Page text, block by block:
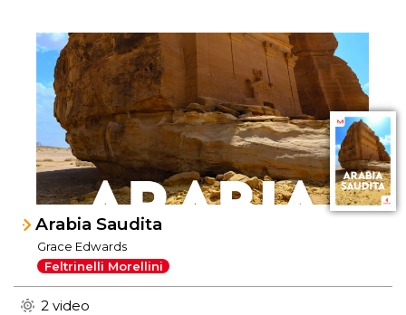
Arabia Saudita
Grace Edwards
Feltrinelli Morellini
2 video